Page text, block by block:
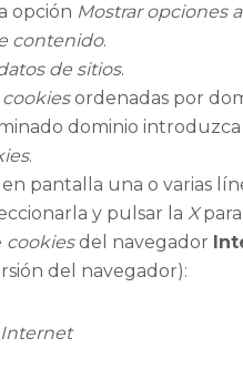
opción Mostrar opciones
contenido.
de sitios.
cookiesordenadas por
dominio
.
pantalla una o varias
y pulsar la Xpara
cookiesdel navegador
del navegador):